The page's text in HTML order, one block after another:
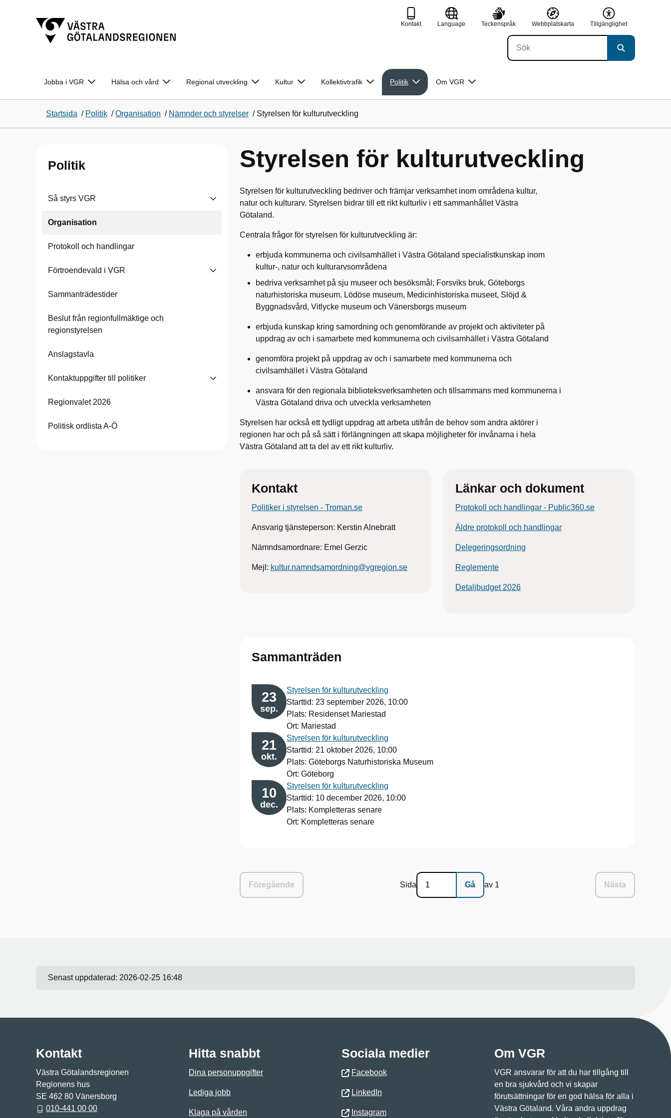
Kontakt Language Teckenspråk Webbplatskarta Tillgänglighet
Jobba i VGR Hälsa och vård Regional utveckling Kultur Kollektivtrafik Politik Om VGR
Startsida / Politik /Organisation / Nämnder och styrelser / Styrelsen för kulturutveckling
Politik
Så styrs VGR
Organisation
Protokoll och handlingar
Förtroendevald i VGR
Sammanträdestider
Beslut från regionfullmäktige och
regionstyrelsen
Anslagstavla
Kontaktuppgifter till politiker
Regionvalet 2026
Politisk ordlista A-Ö
Styrelsen för kulturutveckling
Styrelsen för kulturutveckling bedriver och främjar verksamhet inom områdena kultur,
natur och kulturarv. Styrelsen bidrar till ett rikt kulturliv i ett sammanhållet Västra
Götaland.
Centrala frågor för styrelsen för kulturutveckling är:
erbjuda kommunerna och civilsamhället i Västra Götaland specialistkunskap inom
kultur-, natur och kulturarvsområdena
bedriva verksamhet på sju museer och besöksmål; Forsviks bruk, Göteborgs
naturhistoriska museum, Lödöse museum, Medicinhistoriska museet, Slöjd &
Byggnadsvård, Vitlycke museum och Vänersborgs museum
erbjuda kunskap kring samordning och genomförande av projekt och aktiviteter på
uppdrag av och i samarbete med kommunerna och civilsamhället i Västra Götaland
genomföra projekt på uppdrag av och i samarbete med kommunerna och
civilsamhället i Västra Götaland
ansvara för den regionala biblioteksverksamheten och tillsammans med kommunerna i
Västra Götaland driva och utveckla verksamheten
Styrelsen har också ett tydligt uppdrag att arbeta utifrån de behov som andra aktörer i
regionen har och på så sätt i förlängningen att skapa möjligheter för invånarna i hela
Västra Götaland att ta del av ett rikt kulturliv.
Kontakt
Politiker i styrelsen - Troman.se
Ansvarig tjänsteperson: Kerstin Alnebratt
Nämndsamordnare: Emel Gerzic
Mejl: kultur.namndsamordning@vgregion.se
Länkar och dokument
Protokoll och handlingar - Public360.se
Äldre protokoll och handlingar
Delegeringsordning
Reglemente
Detaljbudget 2026
Sammanträden
23
sep.
Styrelsen för kulturutveckling
Starttid: 23 september 2026, 10:00
Plats: Residenset Mariestad
Ort: Mariestad
21
okt.
Styrelsen för kulturutveckling
Starttid: 21 oktober 2026, 10:00
Plats: Göteborgs Naturhistoriska Museum
Ort: Göteborg
10
dec.
Styrelsen för kulturutveckling
Starttid: 10 december 2026, 10:00
Plats: Kompletteras senare
Ort: Kompletteras senare
Föregående Sida Gå av 1 Nästa
Senast uppdaterad: 2026-02-25 16:48
Kontakt
Västra Götalandsregionen
Regionens hus
SE 462 80 Vänersborg
010-441 00 00
Hitta snabbt
Dina personuppgifter
Lediga jobb
Klaga på vården
Sociala medier
Facebook
LinkedIn
Instagram
Om VGR
VGR ansvarar för att du har tillgång till
en bra sjukvård och vi skapar
förutsättningar för en god hälsa för alla i
Västra Götaland. Våra andra uppdrag